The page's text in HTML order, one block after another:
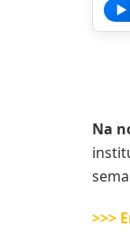
▶️
Na
>>>